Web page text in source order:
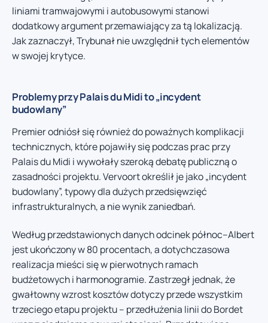
liniami tramwajowymi i autobusowymi stanowi
dodatkowy argument przemawiający za tą lokalizacją.
Jak zaznaczył, Trybunał nie uwzględnił tych elementów
w swojej krytyce.
Problemy przy Palais du Midi to „incydent
budowlany”
Premier odniósł się również do poważnych komplikacji
technicznych, które pojawiły się podczas prac przy
Palais du Midi i wywołały szeroką debatę publiczną o
zasadności projektu. Vervoort określił je jako „incydent
budowlany”, typowy dla dużych przedsięwzięć
infrastrukturalnych, a nie wynik zaniedbań.
Według przedstawionych danych odcinek północ–Albert
jest ukończony w 80 procentach, a dotychczasowa
realizacja mieści się w pierwotnych ramach
budżetowych i harmonogramie. Zastrzegł jednak, że
gwałtowny wzrost kosztów dotyczy przede wszystkim
trzeciego etapu projektu – przedłużenia linii do Bordet